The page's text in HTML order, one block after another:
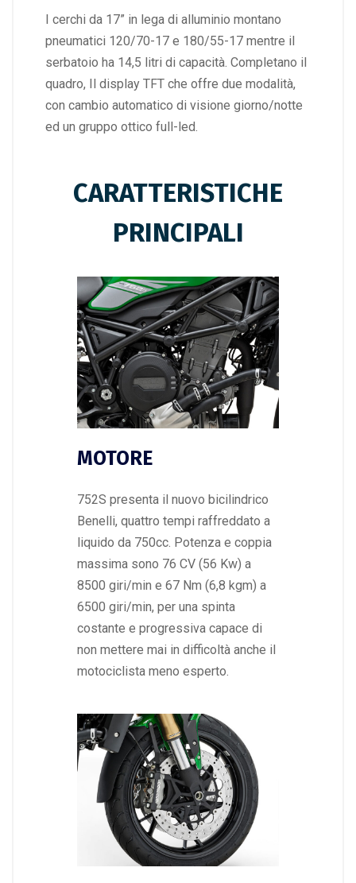
I cerchi da 17” in lega di alluminio montano
pneumatici 120/70-17 e 180/55-17 mentre il
serbatoio ha 14,5 litri di capacità. Completano il
quadro, Il display TFT che offre due modalità,
con cambio automatico di visione giorno/notte
ed un gruppo ottico full-led.
CARATTERISTICHE
PRINCIPALI
MOTORE
752S presenta il nuovo bicilindrico
Benelli, quattro tempi raffreddato a
liquido da 750cc. Potenza e coppia
massima sono 76 CV (56 Kw) a
8500 giri/min e 67 Nm (6,8 kgm) a
6500 giri/min, per una spinta
costante e progressiva capace di
non mettere mai in difficoltà anche il
motociclista meno esperto.